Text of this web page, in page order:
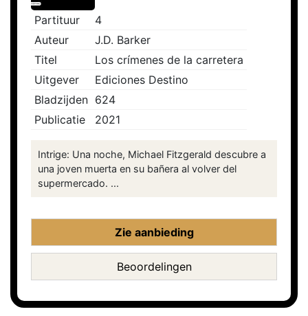
Partituur
4
Auteur
J.D. Barker
Titel
Los crímenes de la carretera
Uitgever
Ediciones Destino
Bladzijden 624
Publicatie
2021
Intrige: Una noche, Michael Fitzgerald descubre a
una joven muerta en su bañera al volver del
supermercado. ...
Zie aanbieding
Beoordelingen